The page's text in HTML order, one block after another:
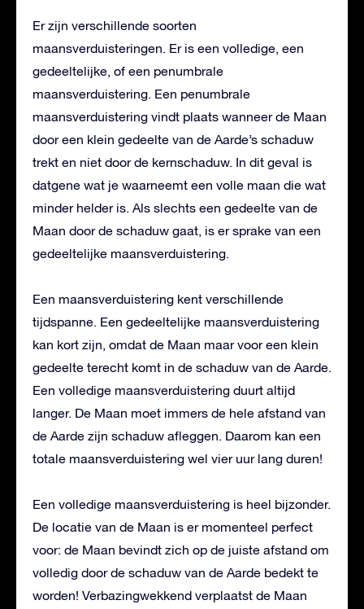
Er zijn verschillende soorten
maansverduisteringen. Er is een volledige, een
gedeeltelijke, of een penumbrale
maansverduistering. Een penumbrale
maansverduistering vindt plaats wanneer de Maan
door een klein gedeelte van de Aarde’s schaduw
trekt en niet door de kernschaduw. In dit geval is
datgene wat je waarneemt een volle maan die wat
minder helder is. Als slechts een gedeelte van de
Maan door de schaduw gaat, is er sprake van een
gedeeltelijke maansverduistering.
Een maansverduistering kent verschillende
tijdspanne. Een gedeeltelijke maansverduistering
kan kort zijn, omdat de Maan maar voor een klein
gedeelte terecht komt in de schaduw van de Aarde.
Een volledige maansverduistering duurt altijd
langer. De Maan moet immers de hele afstand van
de Aarde zijn schaduw afleggen. Daarom kan een
totale maansverduistering wel vier uur lang duren!
Een volledige maansverduistering is heel bijzonder.
De locatie van de Maan is er momenteel perfect
voor: de Maan bevindt zich op de juiste afstand om
volledig door de schaduw van de Aarde bedekt te
worden! Verbazingwekkend verplaatst de Maan